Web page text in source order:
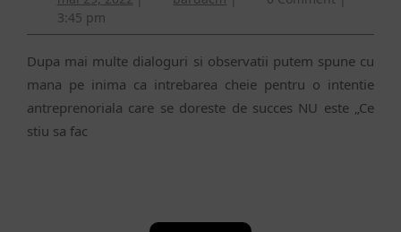
2022
3:45 pm
Dupa mai multe dialoguri si observatii putem spune cu
mana pe inima ca intrebarea cheie pentru o intentie
antreprenoriala care se doreste de succes NU este „Ce
stiu sa fac